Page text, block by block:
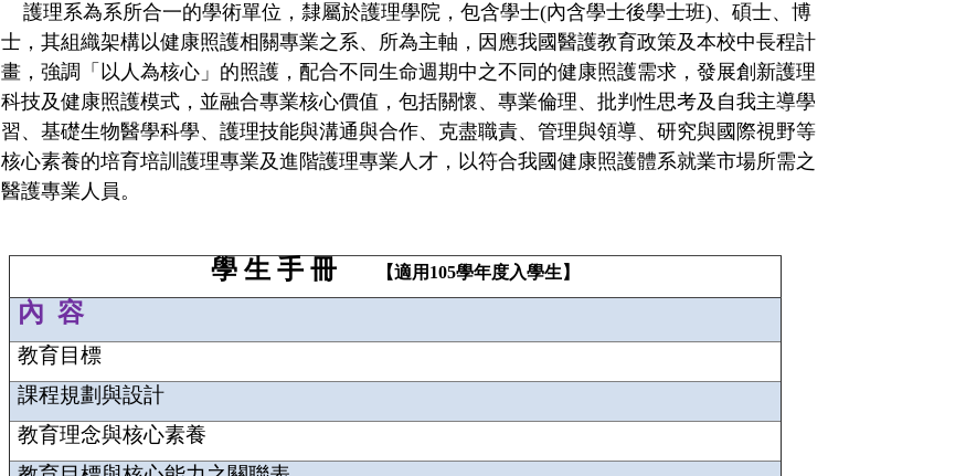
護理系為系所合一的學術單位，隸屬於護理學院， 包含學士(內含學士後學士班)、 碩士、博
士， 其組織架構以健康照護相關專業之系、所為主軸， 因應我國醫護教育政策及本校中長程計
畫，強調「以人為核心」的照護，配合不同生命週期中之不同的健康照護需求，發展創新護理
科技及健康照護模式，並融合專業核心價值，包括關懷、專業倫理、批判性思考及自我主導學
習、基礎生物醫學科學、護理技能與溝通與合作、克盡職責、管理與領導、研究與國際視野等
核心素養的培育培訓護理專業及進階護理專業人才，以符合我國健康照護體系就業市場所需之
醫護專業人員。
學 生 手 冊 【適用105學年度入學生】
內 容
教育目標
課程規劃與設計
教育理念與核心素養